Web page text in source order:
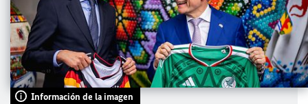
Información de la imagen